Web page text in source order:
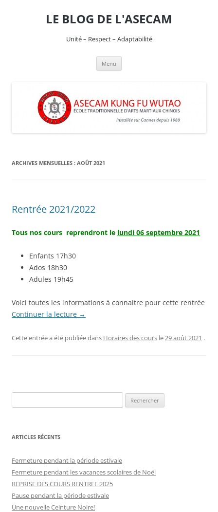
LE BLOG DE L'ASECAM
Unité – Respect – Adaptabilité
Menu
ARCHIVES MENSUELLES : AOÛT 2021
Rentrée 2021/2022
Tous nos cours reprendront le lundi 06 septembre 2021
Enfants 17h30
Ados 18h30
Adules 19h45
Voici toutes les informations à connaitre pour cette rentrée
Continuer la lecture →
Cette entrée a été publiée dans Horaires des cours le29 août 2021 .
e
h
r
c
h
e
r
ARTICLES RÉCENTS
Fermeture pendant la période estivale
Fermeture pendant les vacances scolaires de Noël
REPRISE DES COURS RENTREE 2025
Pause pendant la période estivale
Une nouvelle Ceinture Noire!